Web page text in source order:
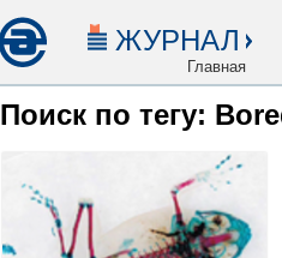
ЖУРНАЛ
Главная
Поиск по тегу: